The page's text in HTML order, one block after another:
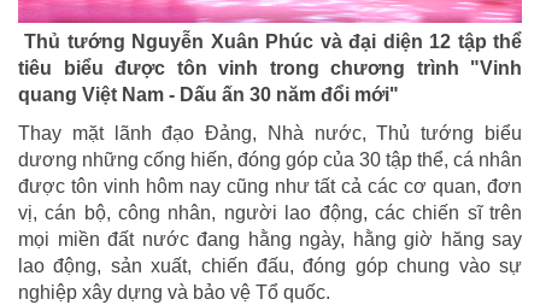
Thủ tướng Nguyễn Xuân Phúc và đại diện 12 tập thể
tiêu biểu được tôn vinh trong chương trình "Vinh
quang Việt Nam - Dấu ấn 30 năm đổi mới"
Thay mặt lãnh đạo Đảng, Nhà nước, Thủ tướng biểu
dương những cống hiến, đóng góp của 30 tập thể, cá nhân
được tôn vinh hôm nay cũng như tất cả các cơ quan, đơn
vị, cán bộ, công nhân, người lao động, các chiến sĩ trên
mọi miền đất nước đang hằng ngày, hằng giờ hăng say
lao động, sản xuất, chiến đấu, đóng góp chung vào sự
nghiệp xây dựng và bảo vệ Tổ quốc.